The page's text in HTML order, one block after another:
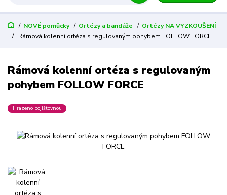
NOVÉ pomůcky Ortézy a bandáže
Ortézy NA VYZKOUŠENÍ
Rámová kolenní ortéza s regulovaným pohybem FOLLOW FORCE
Rámová kolenní ortéza s regulovaným
pohybem FOLLOW FORCE
Hrazeno pojištovnou